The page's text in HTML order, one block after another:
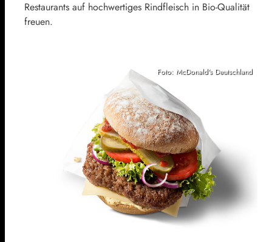
Restaurants auf hochwertiges Rindfleisch in Bio-Qualität
freuen.
Foto: McDonald's Deutschland